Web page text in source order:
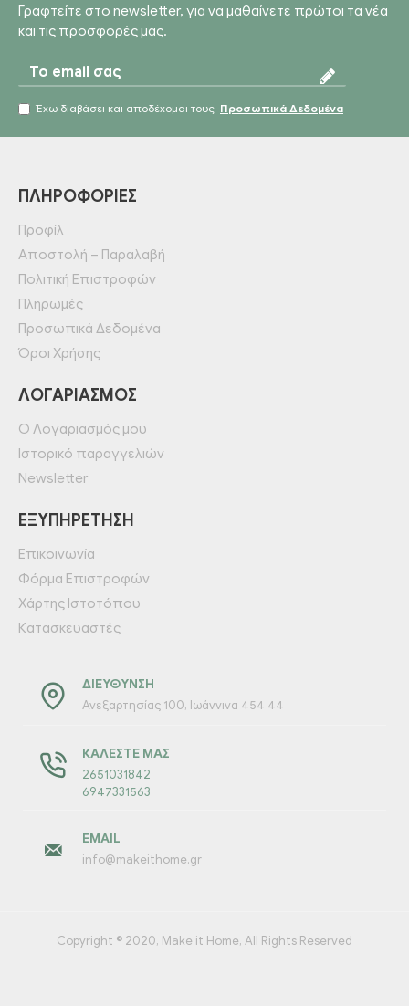
Γραφτείτε στο newsletter, για να μαθαίνετε πρώτοι τα νέα
και τις προσφορές μας.
Έχω διαβάσει και αποδέχομαι τους Προσωπικά Δεδομένα
ΠΛΗΡΟΦΟΡΊΕΣ
Προφίλ
Αποστολή – Παραλαβή
Πολιτική Επιστροφών
Πληρωμές
Προσωπικά Δεδομένα
Όροι Χρήσης
ΛΟΓΑΡΙΑΣΜΌΣ
Ο Λογαριασμός μου
Ιστορικό παραγγελιών
Newsletter
ΕΞΥΠΗΡΈΤΗΣΗ
Επικοινωνία
Φόρμα Επιστροφών
Χάρτης Ιστοτόπου
Κατασκευαστές
ΔΙΕΎΘΥΝΣΗ
Ανεξαρτησίας 100, Ιωάννινα 454 44
ΚΑΛΈΣΤΕ ΜΑΣ
2651031842
6947331563
EMAIL
info@makeithome.gr
Copyright © 2020, Make it Home, All Rights Reserved